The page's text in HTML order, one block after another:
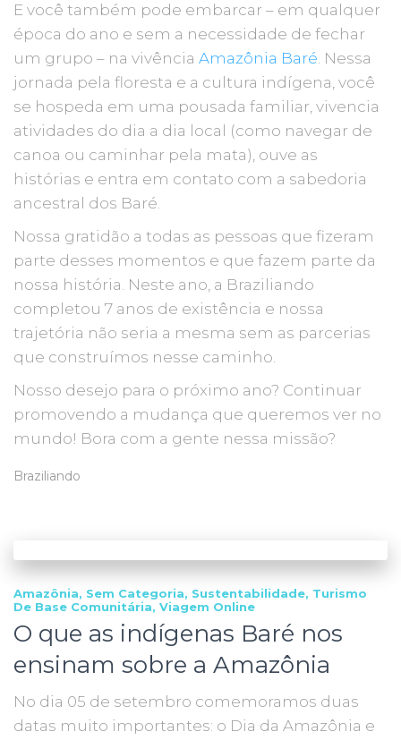
E você também pode embarcar – em qualquer
época do ano e sem a necessidade de fechar
um grupo – na vivência Amazônia Baré. Nessa
jornada pela floresta e a cultura indígena, você
se hospeda em uma pousada familiar, vivencia
atividades do dia a dia local (como navegar de
canoa ou caminhar pela mata), ouve as
histórias e entra em contato com a sabedoria
ancestral dos Baré.
Nossa gratidão a todas as pessoas que fizeram
parte desses momentos e que fazem parte da
nossa história. Neste ano, a Braziliando
completou 7 anos de existência e nossa
trajetória não seria a mesma sem as parcerias
que construímos nesse caminho.
Nosso desejo para o próximo ano? Continuar
promovendo a mudança que queremos ver no
mundo! Bora com a gente nessa missão?
Braziliando
Amazônia Sem Categoria Sustentabilidade Turismo
De Base Comunitária Viagem Online
O que as indígenas Baré nos
ensinam sobre a Amazônia
No dia 05 de setembro comemoramos duas
datas muito importantes: o Dia da Amazônia e